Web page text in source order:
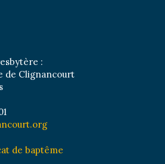
:
de Clignancourt
de baptême